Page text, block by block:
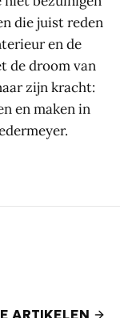
die juist reden
en de
de droom van
zijn kracht:
en maken in
ARTIKELEN